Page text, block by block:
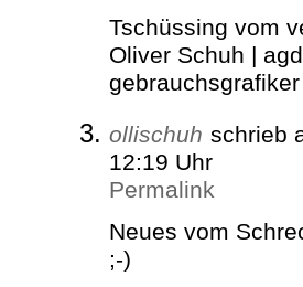
Tschüssing vom
Oliver Schuh |
gebrauchsgrafiker
ollischuh schrieb
12:19 Uhr
Permalink
Neues vom
;-)